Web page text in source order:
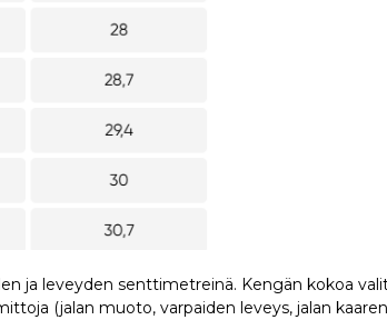
ja leveyden senttimetreinä. Kengän kokoa
(jalan muoto, varpaiden leveys, jalan